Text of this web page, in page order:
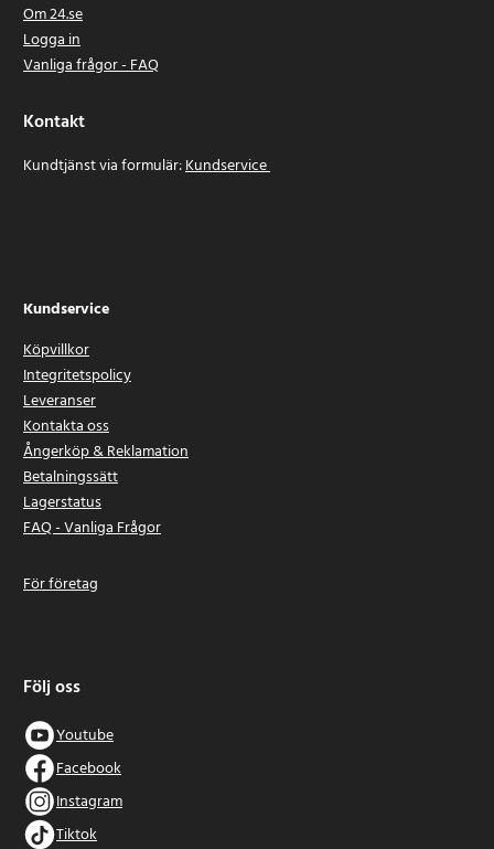
Om 24.se
Logga in
Vanliga frågor - FAQ
Kontakt
Kundtjänst via formulär:Kundservice
Kundservice
Köpvillkor
Integritetspolicy
Leveranser
Kontakta oss
Ångerköp & Reklamation
Betalningssätt
Lagerstatus
FAQ - Vanliga Frågor
För företag
Följ oss
Youtube
Facebook
Instagram
Tiktok